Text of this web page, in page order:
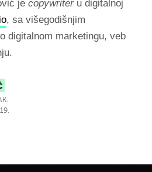
je copywriteru digitalnoj
, sa višegodišnjim
digitalnom marketingu, veb